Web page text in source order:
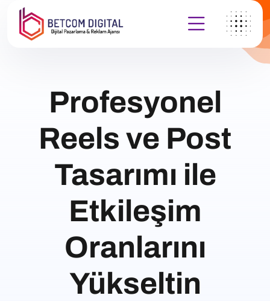
Profesyonel
Reels ve Post
Tasarımı ile
Etkileşim
Oranlarını
Yükseltin